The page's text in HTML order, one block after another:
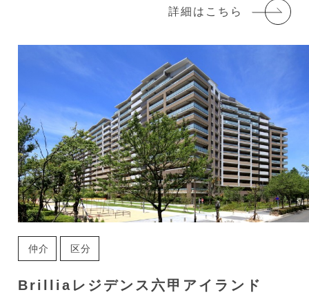
詳細はこちら
仲介 区分
Brilliaレジデンス六甲アイランド